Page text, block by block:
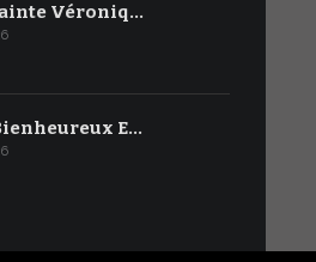
Véroniq…
E…